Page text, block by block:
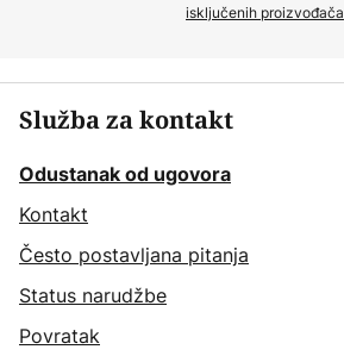
isključenih proizvođača
Služba za kontakt
Odustanak od ugovora
Kontakt
Često postavljana pitanja
Status narudžbe
Povratak